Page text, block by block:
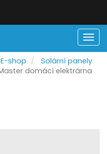
E-shop
Solární panely
domácí elektrárna